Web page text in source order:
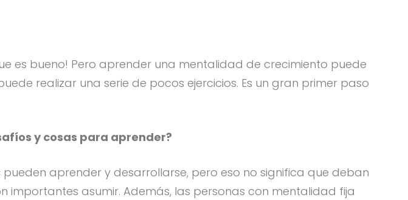
es bueno! Pero aprender una mentalidad de crecimiento puede
realizar una serie de pocos ejercicios. Es un gran primer paso
y cosas para aprender?
aprender y desarrollarse, pero eso no significa que deban
asumir. Además, las personas con mentalidad fija